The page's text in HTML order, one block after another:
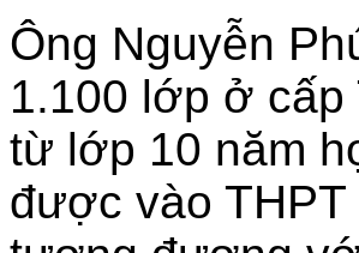
Ông Nguyễn
1.100 lớp ở cấp
từ lớp 10 năm
được vào